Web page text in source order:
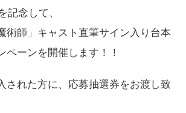
記念して、
術師」キャスト直筆サイン入り台本
ペーンを開催します！！
された方に、応募抽選券をお渡し致